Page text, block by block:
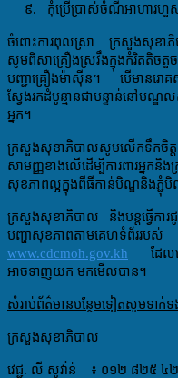
៩. កុំប្រើប្រាស់ចំណីអាហារ
ចំពោះការពុលស្រា ក្រសួងសុខាភិ
សូមពិសាគ្រឿងស្រវឹងក្នុងកំរិត​​តិច
បញ្ជាគ្រឿងម៉ាស៊ីន​​​។​ បើមានរោ
ស្វែងរក​ដំបូន្មាន​ជាបន្ទាន់នៅមណ្ឌល
អ្នក។
ក្រសួងសុខាភិបាលសូមលើកទឹកចិត្ត
សាមញ្ញខាងលើដើម្បីការពារអ្នកនិង
សុខភាពល្អក្នុងពីធីកាន់បិណ្ឌនិងភ្ជុំបិ
ក្រសួងសុខាភិបាល និងបន្ដធ្វើក
បញ្ហា​សុខភាពតាម​គេហ​ទំព័
www.cdcmoh.gov.kh
ដែល​
អាចទាញយក មកមើលបាន។
សំរាប់ព័ត៌មានបន្ថែមទៀតសូមទាក់ទ
ក្រសួងសុខាភិបាល
វេជ្ជ. លី សូវ៉ាន់ ៖ ០១២ ៨